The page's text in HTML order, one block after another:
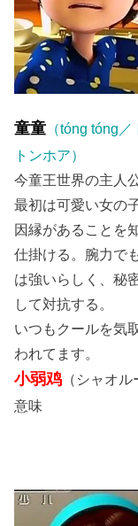
童童 （tóng tóng
トンホア）
今童王世界の主人公
最初は可愛い女の
因縁があることを
仕掛ける。腕力で
は強いらしく、秘
して対抗する。
いつもクールを気
われてます。
小弱鸡 （シャオ
意味